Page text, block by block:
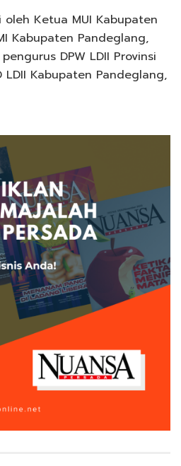
Ketua MUI Kabupaten
Kabupaten Pandeglang,
DPW LDII Provinsi
LDII Kabupaten Pandeglang,